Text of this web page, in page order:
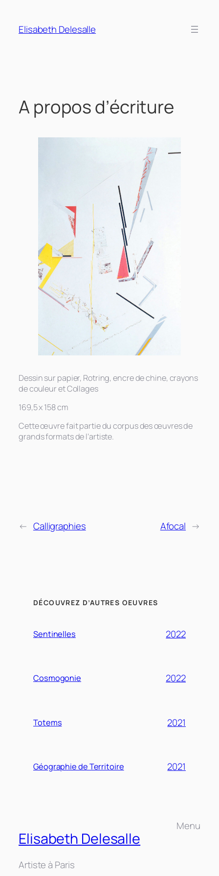
contenu
Elisabeth Delesalle
A propos d’écriture
Dessin sur papier, Rotring, encre de chine, crayons
de couleur et Collages
169,5 x 158 cm
Cette œuvre fait partie du corpus des œuvres de
grands formats de l’artiste.
← Calligraphies Afocal →
DÉCOUVREZ D’AUTRES OEUVRES
Sentinelles 2022
Cosmogonie 2022
Totems 2021
Géographie de Territoire 2021
Elisabeth Delesalle
Artiste à Paris
Menu